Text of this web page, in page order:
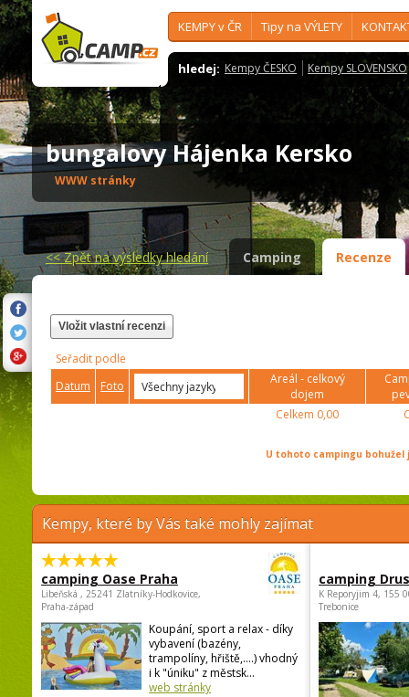
KEMPY v ČR Tipy na VÝLETY
hledej: Kempy ČESKO Kempy SLOVENSKO
bungalovy Hájenka Kersko
WWW stránky
<<Zpět na výsledky hledání Camping Recenze
Vložit vlastní recenzi
Seřadit podle
Datum
Foto
Areál - celkový
dojem
Celkem 0,00
U tohoto campingu
Kempy, které by Vás také mohly zajímat
camping Oase Praha
Libeňská , 25241 Zlatníky-Hodkovice,
Praha-západ
Koupání, sport a relax - díky
vybavení (bazény,
trampolíny, hřiště,....) vhodný
i k "úniku" z městsk...
web stránky
camping
K Reporyjim 4, 155
Trebonice